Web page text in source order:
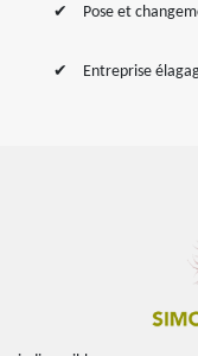
Pose et
Entreprise